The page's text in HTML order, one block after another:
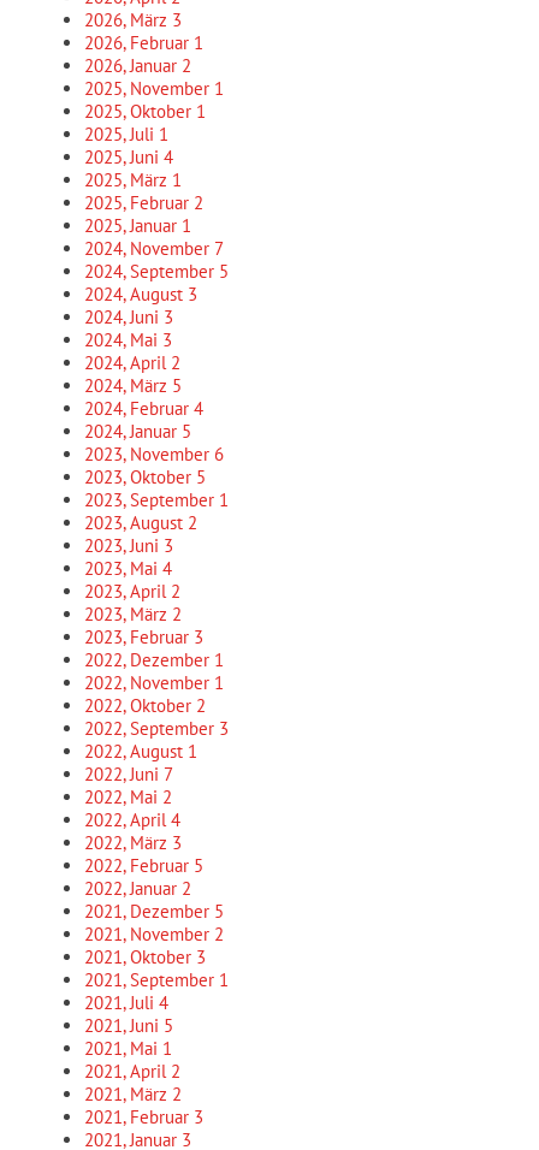
2026, März 3
2026, Februar 1
2026, Januar 2
2025, November 1
2025, Oktober 1
2025, Juli 1
2025, Juni 4
2025, März 1
2025, Februar 2
2025, Januar 1
2024, November 7
2024, September 5
2024, August 3
2024, Juni 3
2024, Mai 3
2024, April 2
2024, März 5
2024, Februar 4
2024, Januar 5
2023, November 6
2023, Oktober 5
2023, September 1
2023, August 2
2023, Juni 3
2023, Mai 4
2023, April 2
2023, März 2
2023, Februar 3
2022, Dezember 1
2022, November 1
2022, Oktober 2
2022, September 3
2022, August 1
2022, Juni 7
2022, Mai 2
2022, April4
2022, März 3
2022, Februar 5
2022, Januar 2
2021, Dezember 5
2021, November 2
2021, Oktober 3
2021, September 1
2021, Juli 4
2021, Juni 5
2021, Mai 1
2021, April 2
2021, März 2
2021, Februar 3
2021, Januar 3